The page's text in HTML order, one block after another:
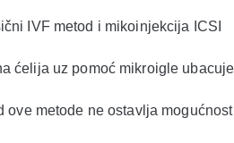
IVF metod i mikoinjekcija ICSI
ćelija uz pomoć mikroigle
metode ne ostavlja